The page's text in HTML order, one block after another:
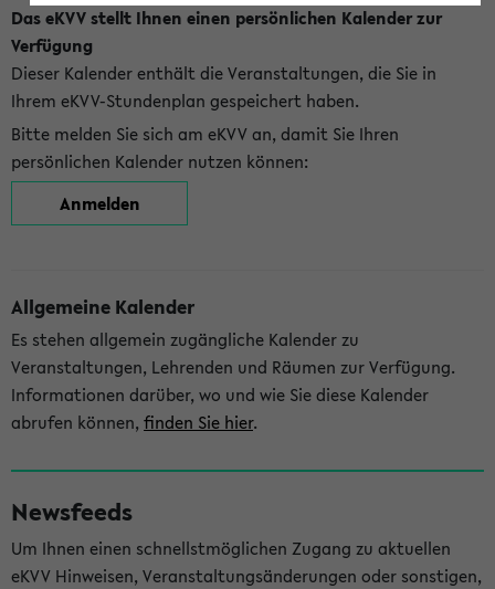
Das eKVV stellt Ihnen einen persönlichen Kalender zur
Verfügung
Dieser Kalender enthält die Veranstaltungen, die Sie in
Ihrem eKVV-Stundenplan gespeichert haben.
Bitte melden Sie sich am eKVV an, damit Sie Ihren
persönlichen Kalender nutzen können:
Anmelden
Allgemeine Kalender
Es stehen allgemein zugängliche Kalender zu
Veranstaltungen, Lehrenden und Räumen zur Verfügung.
Informationen darüber, wo und wie Sie diese Kalender
abrufen können, finden Sie hier.
Newsfeeds
Um Ihnen einen schnellstmöglichen Zugang zu aktuellen
eKVV Hinweisen, Veranstaltungsänderungen oder sonstigen,